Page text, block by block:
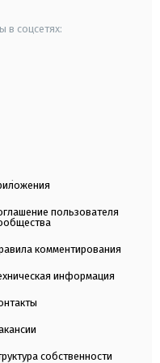
в соцсетях:
пользователя
комментирования
информация
собственности